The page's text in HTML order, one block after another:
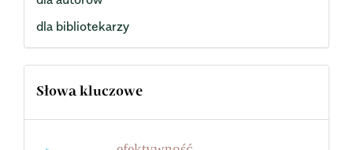
dla bibliotekarzy
Słowa kluczowe